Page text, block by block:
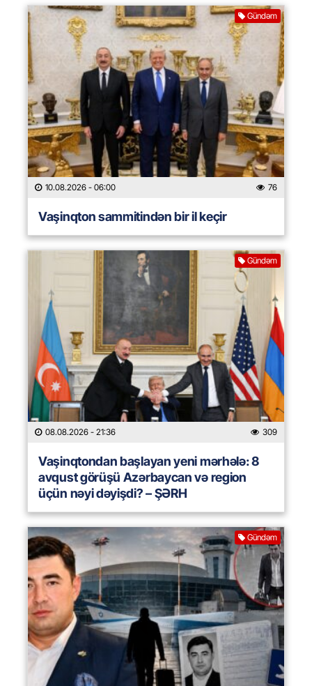
Gündəm
10.08.2026 - 06:00 76
Vaşinqton sammitindən bir il keçir
Gündəm
08.08.2026 - 21:36 309
Vaşinqtondan başlayan yeni mərhələ: 8
avqust görüşü Azərbaycan və region
üçün nəyi dəyişdi? – ŞƏRH
Gündəm